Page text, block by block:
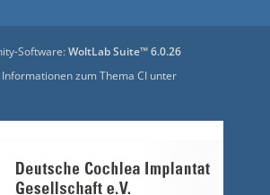
Software:WoltLab Suite™ 6.0.26
zum Thema CI unter